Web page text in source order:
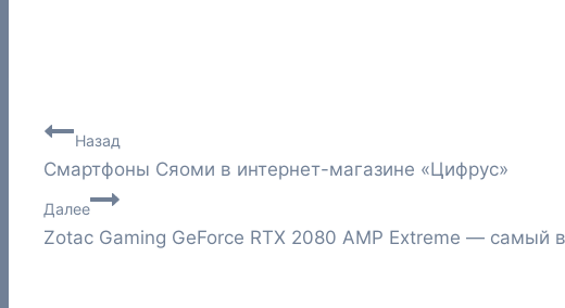
Навигация
по
записям
Назад
Cмартфоны Сяоми в интернет-магазине «Цифрус»
Далее
Zotac Gaming GeForce RTX 2080 AMP Extreme — самый